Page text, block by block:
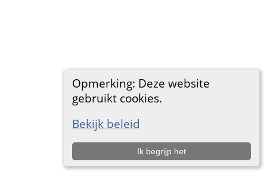
Opmerking: Deze website
gebruikt cookies.
Bekijk beleid
Ik begrijp het